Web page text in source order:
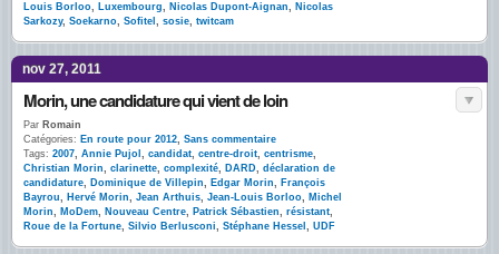
Louis Borloo, Luxembourg, Nicolas Dupont-Aignan, Nicolas
Sarkozy, Soekarno, Sofitel , sosie, twitcam
nov 27, 2011
Morin, une candidature qui vient de loin
Par Romain
Catégories: En route pour 2012, Sans commentaire
Tags: 2007, Annie Pujol , candidat, centre-droit, centrisme,
Christian Morin, clarinette, complexité, DARD, déclaration de
candidature, Dominique de Villepin, Edgar Morin, François
Bayrou, Hervé Morin, Jean Arthuis, Jean-Louis Borloo, Michel
Morin, MoDem, Nouveau Centre, Patrick Sébastien, résistant,
Roue de la Fortune, Silvio Berlusconi, Stéphane Hessel , UDF